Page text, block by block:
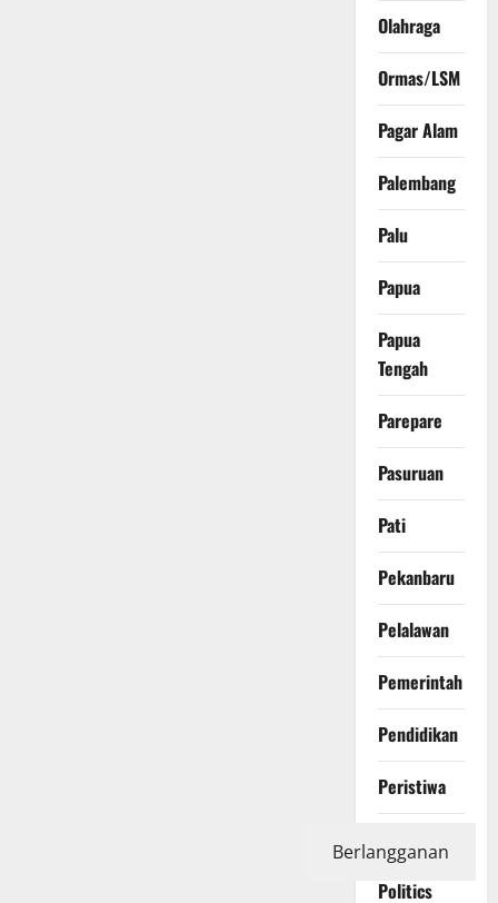
Olahraga
Ormas/LSM
Pagar Alam
Palembang
Palu
Papua
Papua
Tengah
Parepare
Pasuruan
Pati
Pekanbaru
Pelalawan
Pemerintah
Pendidikan
Peristiwa
Politics
Berlangganan